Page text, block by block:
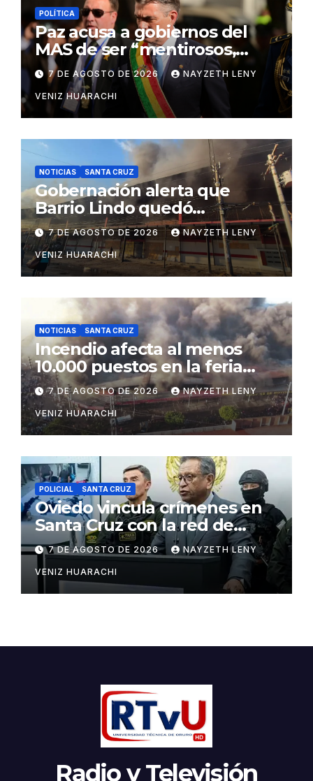
POLÍTICA
Paz acusa a gobiernos del
MAS de ser “mentirosos,
ladrones y flojos”
7 DE AGOSTO DE 2026 NAYZETH LENY
VENIZ HUARACHI
NOTICIAS SANTA CRUZ
Gobernación alerta que
Barrio Lindo quedó
inutilizable
7 DE AGOSTO DE 2026 NAYZETH LENY
VENIZ HUARACHI
NOTICIAS SANTA CRUZ
Incendio afecta al menos
10.000 puestos en la feria
Barrio Lindo
7 DE AGOSTO DE 2026 NAYZETH LENY
VENIZ HUARACHI
POLICIAL SANTA CRUZ
Oviedo vincula crímenes en
Santa Cruz con la red de
Marset
7 DE AGOSTO DE 2026 NAYZETH LENY
VENIZ HUARACHI
Radio y Televisión